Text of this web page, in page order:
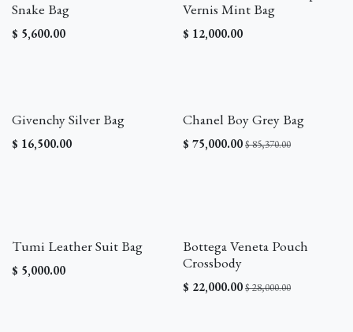
Snake Bag
$ 5,600.00
Vernis Mint Bag
$ 12,000.00
Givenchy Silver Bag
$ 16,500.00
Chanel Boy Grey Bag
$ 75,000.00$85,370.00
Tumi Leather Suit Bag
$ 5,000.00 ¡REBAJA!
Bottega Veneta Pouch
Crossbody
$ 22,000.00$28,000.00